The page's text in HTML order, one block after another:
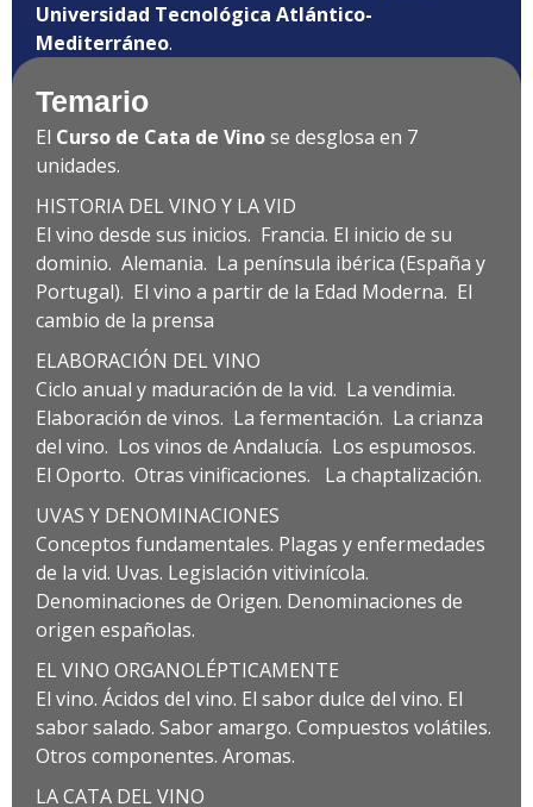
Universidad Tecnológica Atlántico-
Mediterráneo.
Temario
El Curso de Cata de Vinose desglosa en 7
unidades.
HISTORIA DEL VINO Y LA VID
El vino desde sus inicios. Francia. El inicio de su
dominio. Alemania. La península ibérica (España y
Portugal). El vino a partir de la Edad Moderna. El
cambio de la prensa
ELABORACIÓN DEL VINO
Ciclo anual y maduración de la vid. La vendimia.
Elaboración de vinos. La fermentación. La crianza
del vino. Los vinos de Andalucía. Los espumosos.
El Oporto. Otras vinificaciones. La chaptalización.
UVAS Y DENOMINACIONES
Conceptos fundamentales. Plagas y enfermedades
de la vid. Uvas. Legislación vitivinícola.
Denominaciones de Origen. Denominaciones de
origen españolas.
EL VINO ORGANOLÉPTICAMENTE
El vino. Ácidos del vino. El sabor dulce del vino. El
sabor salado. Sabor amargo. Compuestos volátiles.
Otros componentes. Aromas.
LA CATA DEL VINO